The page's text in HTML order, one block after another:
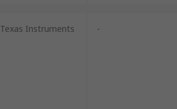
Texas Instruments -